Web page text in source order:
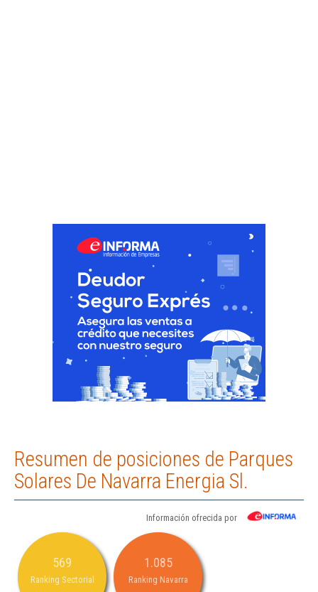
Resumen de posiciones de Parques
Solares De Navarra Energia Sl.
Información ofrecida por
569
Ranking Sectorial
1.085
Ranking Navarra